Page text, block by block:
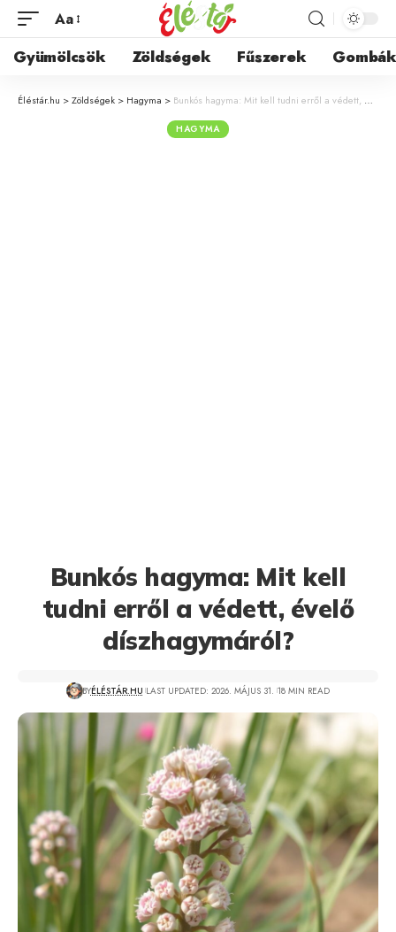
Aa
Gyümölcsök Zöldségek Fűszerek Gombák
Éléstár.hu >Zöldségek > Hagyma > Bunkós hagyma: Mit kell tudni erről a védett, évelő díszhagymáról?
HAGYMA
Bunkós hagyma: Mit kell
tudni erről a védett, évelő
díszhagymáról?
BYÉLÉSTÁR.HU LAST UPDATED: 2026. MÁJUS 31. 18 MIN READ